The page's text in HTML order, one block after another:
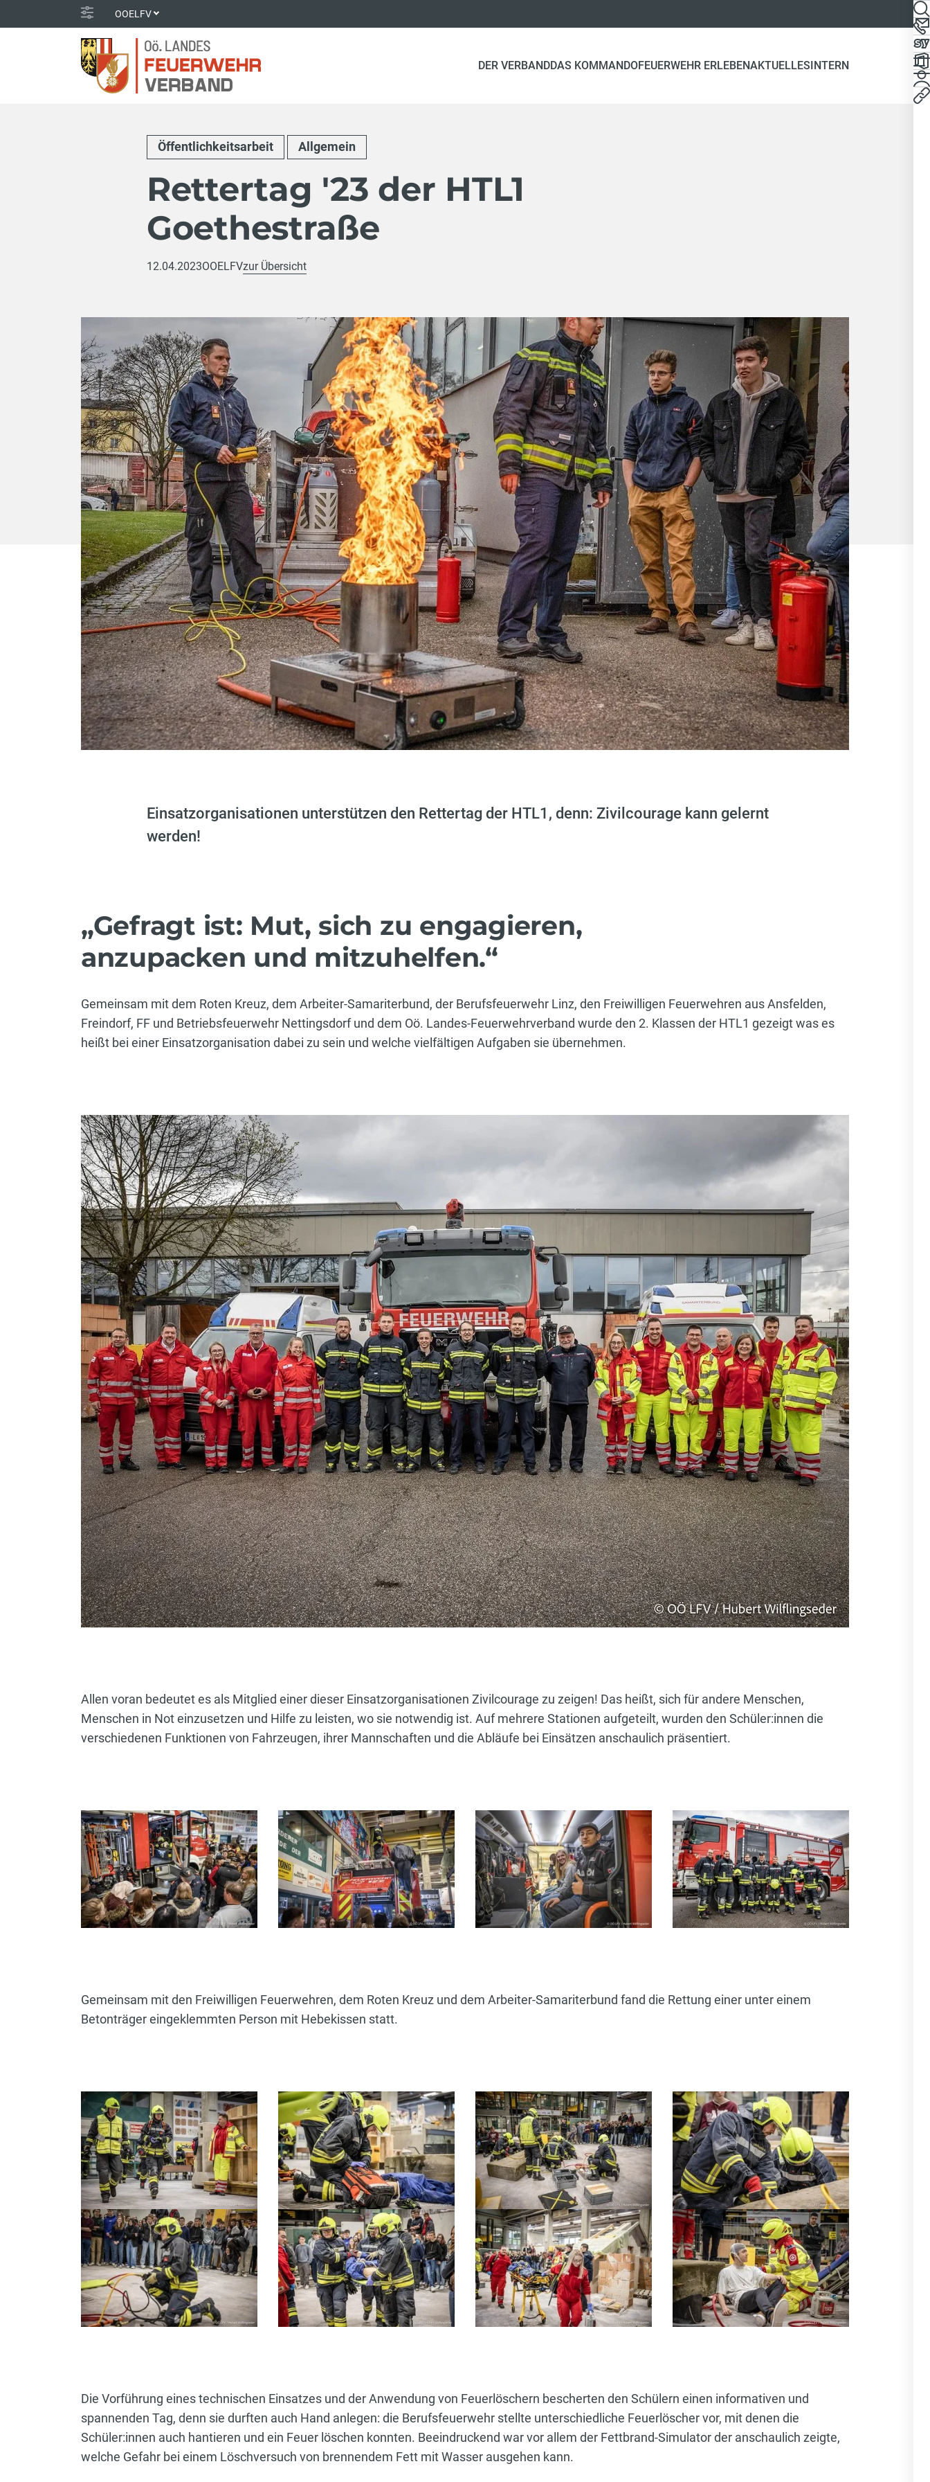
OOELFV
DER VERBANDDAS KOMMANDOFEUERWEHR ERLEBENAKTUELLESINTERN
Öffentlichkeitsarbeit Allgemein
Rettertag '23 der HTL1
Goethestraße
12.04.2023OOELFVzur Übersicht
Einsatzorganisationen unterstützen den Rettertag der HTL1, denn: Zivilcourage kann gelernt
werden!
„Gefragt ist: Mut, sich zu engagieren,
anzupacken und mitzuhelfen.“
Gemeinsam mit dem Roten Kreuz, dem Arbeiter-Samariterbund, der Berufsfeuerwehr Linz, den Freiwilligen Feuerwehren aus Ansfelden,
Freindorf, FF und Betriebsfeuerwehr Nettingsdorf und dem Oö. Landes-Feuerwehrverband wurde den 2. Klassen der HTL1 gezeigt was es
heißt bei einer Einsatzorganisation dabei zu sein und welche vielfältigen Aufgaben sie übernehmen.
Allen voran bedeutet es als Mitglied einer dieser Einsatzorganisationen Zivilcourage zu zeigen! Das heißt, sich für andere Menschen,
Menschen in Not einzusetzen und Hilfe zu leisten, wo sie notwendig ist. Auf mehrere Stationen aufgeteilt, wurden den Schüler:innen die
verschiedenen Funktionen von Fahrzeugen, ihrer Mannschaften und die Abläufe bei Einsätzen anschaulich präsentiert.
Gemeinsam mit den Freiwilligen Feuerwehren, dem Roten Kreuz und dem Arbeiter-Samariterbund fand die Rettung einer unter einem
Betonträger eingeklemmten Person mit Hebekissen statt.
Die Vorführung eines technischen Einsatzes und der Anwendung von Feuerlöschern bescherten den Schülern einen informativen und
spannenden Tag, denn sie durften auch Hand anlegen: die Berufsfeuerwehr stellte unterschiedliche Feuerlöscher vor, mit denen die
Schüler:innen auch hantieren und ein Feuer löschen konnten. Beeindruckend war vor allem der Fettbrand-Simulator der anschaulich zeigte,
welche Gefahr bei einem Löschversuch von brennendem Fett mit Wasser ausgehen kann.